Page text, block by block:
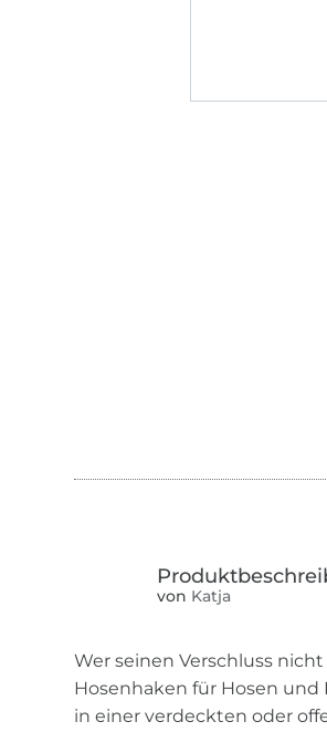
von Katja
Wer seinen Verschluss
Hosenhaken für Hosen und
in einer verdeckten oder